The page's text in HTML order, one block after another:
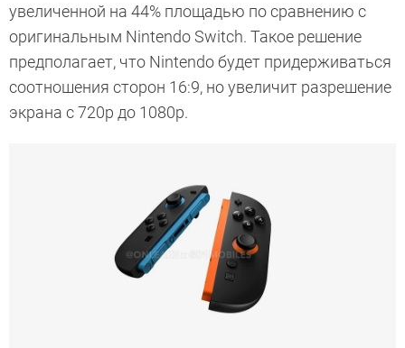
увеличенной на 44% площадью по сравнению с
оригинальным Nintendo Switch. Такое решение
предполагает, что Nintendo будет придерживаться
соотношения сторон 16:9, но увеличит разрешение
экрана с 720p до 1080p.